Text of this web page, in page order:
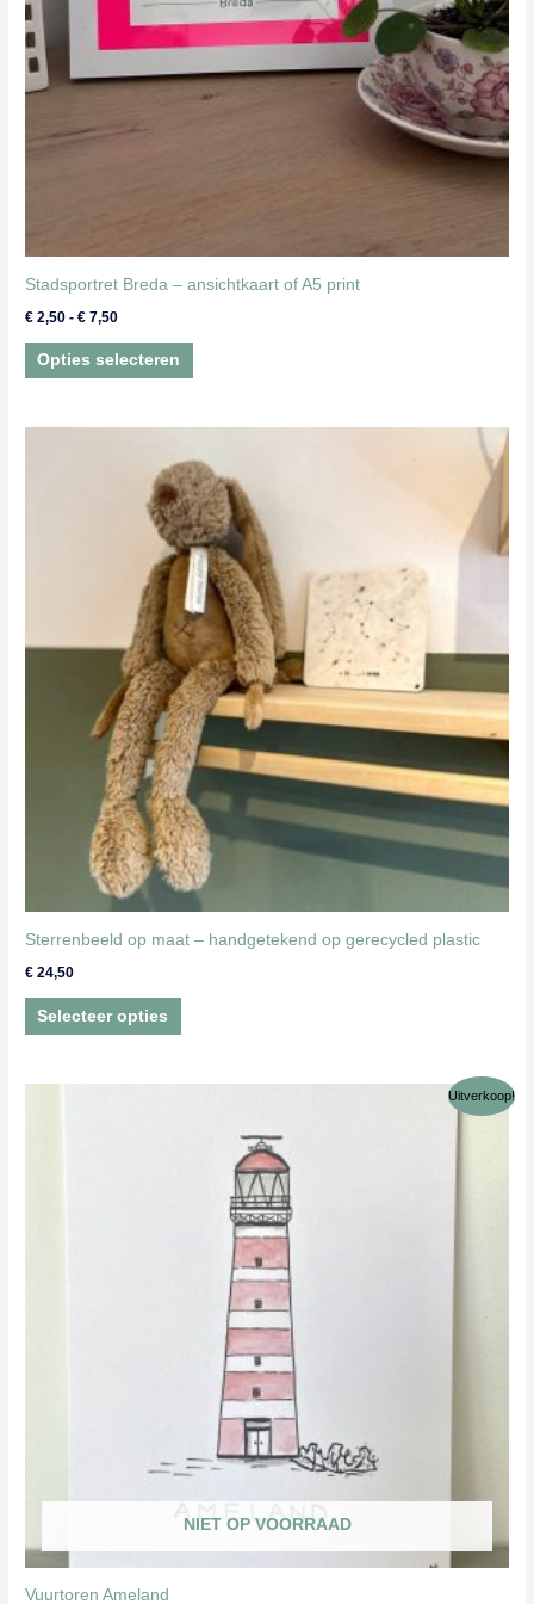
de
productpagina
Stadsportret Breda – ansichtkaart of A5 print
€ 2,50 - € 7,50Prijsklasse:
tot
Opties selecteren
Dit
product
variaties.
Deze
optie
kan
gekozen
worden
op
de
productpagina
Sterrenbeeld op maat – handgetekend op gerecycled plastic
€ 24,50
Selecteer opties
Dit
product
gekozen
worden
productpagina
Uitverkoop!
NIET OP VOORRAAD
Vuurtoren Ameland